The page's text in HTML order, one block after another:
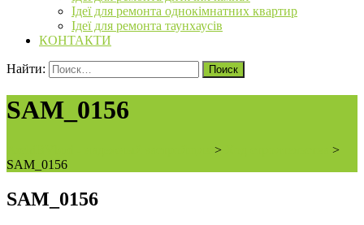
Ідеї для ремонта однокімнатних квартир
Ідеї для ремонта таунхаусів
КОНТАКТИ
Найти:
SAM_0156
>
>
SAM_0156
SAM_0156